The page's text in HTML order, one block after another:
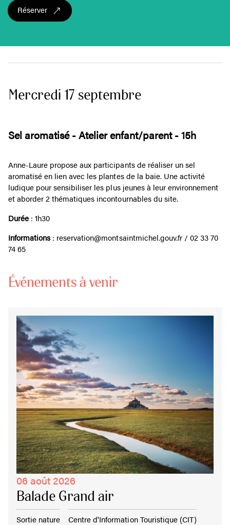
Réserver
Mercredi 17 septembre
Sel aromatisé - Atelier enfant/parent - 15h
Anne-Laure propose aux participants de réaliser un sel
aromatisé en lien avec les plantes de la baie. Une activité
ludique pour sensibiliser les plus jeunes à leur environnement
et aborder 2 thématiques incontournables du site.
Durée : 1h30
Informations: reservation@montsaintmichel.gouv.fr / 02 33 70
74 65
Événements à venir
06 août 2026
Balade Grand air
Sortie nature Centre d'Information Touristique (CIT)